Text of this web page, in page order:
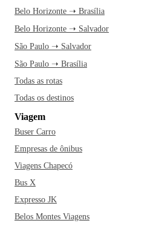
Belo Horizonte ➝ Brasília
Belo Horizonte ➝ Salvador
São Paulo ➝ Salvador
São Paulo ➝ Brasília
Todas as rotas
Todas os destinos
Viagem
Buser Carro
Empresas de ônibus
Viagens Chapecó
Bus X
Expresso JK
Belos Montes Viagens